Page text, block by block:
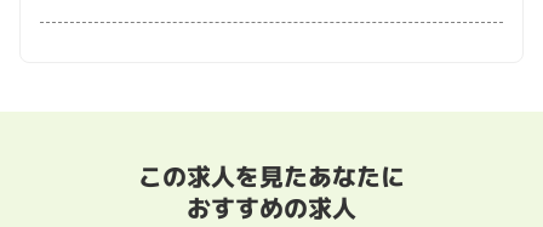
この求人を見たあなたに
おすすめの求人